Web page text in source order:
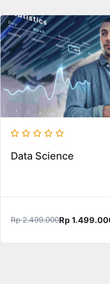
Data Science
Rp2.499.000Rp